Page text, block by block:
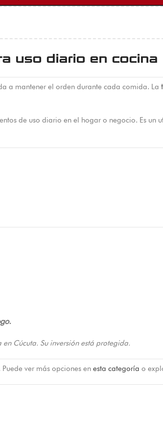
uso diario en cocina
a mantener el orden durante cada comida. La
de uso diario en el hogar o negocio. Es un
Cúcuta. Su inversión está protegida.
ver más opciones en esta categoría o